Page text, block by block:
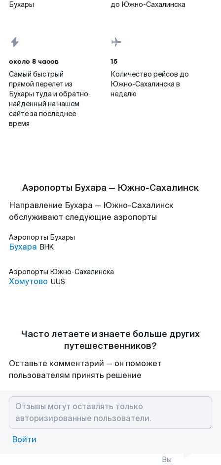
Бухары
до Южно-Сахалинска
около 8 часов
Самый быстрый
прямой перелет из
Бухары туда и обратно,
найденный на нашем
сайте за последнее
время
15
Количество рейсов до
Южно-Сахалинска в
неделю
Аэропорты Бухара — Южно-Сахалинск
Направление Бухара — Южно-Сахалинск
обслуживают следующие аэропорты
Аэропорты Бухары
Бухара BHK
Аэропорты Южно-Сахалинска
Хомутово UUS
Часто летаете и знаете больше других
путешественников?
Оставьте комментарий — он поможет
пользователям принять решение
Войти
Вы